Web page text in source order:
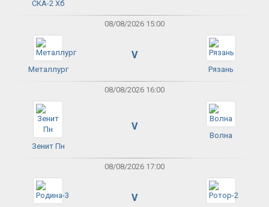
СКА-2 Хб
08/08/2026 15:00
Металлург
V
Рязань
08/08/2026 16:00
Зенит Пн
V
Волна
08/08/2026 17:00
V